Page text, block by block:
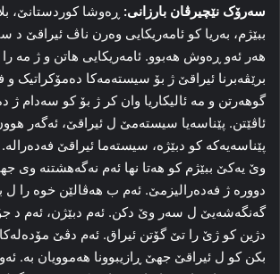
سه‌رۆک نێچیرڤان بارزانی: ڕه‌وشا کوردستانێ،
هه‌ر ئه‌و ڕه‌وش هه‌بوو. ئامه‌ریکایی هاتن و ژ مه‌
برێڤه‌برنا ئیراقێ ژ بۆ سیسته‌مه‌کا ده‌مۆکراتیک
گوهه‌رتن و مه‌ ئالیکاریا وان کر ژ بۆ کو سه‌دام ژ
ئاڤێتن. پێناسه‌یا سیسته‌مێ ل ئیراقێ، ئه‌گه‌ر
پێناسه‌یه‌که‌ کو دبێژه‌، سیسته‌ما ئیراقێ
وێ یه‌کێ ببێژم کو هه‌تا نها ئه‌م نه‌گەهشتنه‌ وی
دووره‌ ژ فه‌ده‌رالیزمێ. ئه‌م ب هه‌ڤالێن خوه‌ را ل
گه‌نگه‌شه‌یێ ل سه‌ر وێ دکن. ئه‌م دبێژن، ئه‌م د
دژین کو ژێ را تێ گۆتن ئیراق. ئه‌م دڤێ مۆده‌له‌کا
بکن کو ل ئیراقێ جهێ ڕازیبوونا هه‌موویان به‌.